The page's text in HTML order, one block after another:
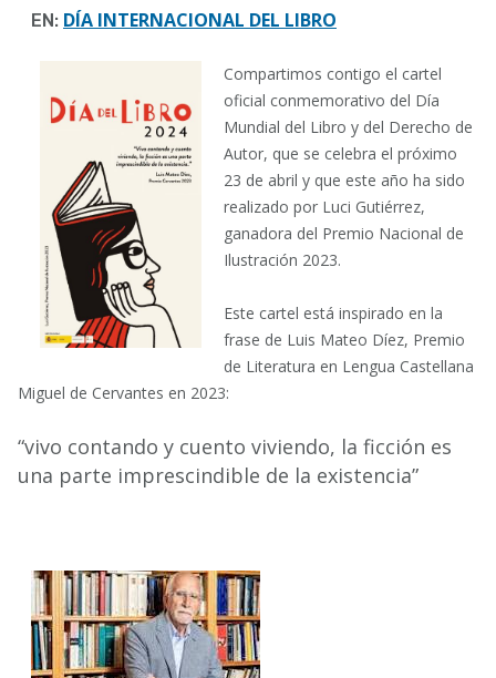
EN: DÍA INTERNACIONAL DEL LIBRO
Compartimos contigo el cartel
oficial conmemorativo del Día
Mundial del Libro y del Derecho de
Autor, que se celebra el próximo
23 de abril y que este año ha sido
realizado por Luci Gutiérrez,
ganadora del Premio Nacional de
Ilustración 2023.
Este cartel está inspirado en la
frase de Luis Mateo Díez, Premio
de Literatura en Lengua Castellana
Miguel de Cervantes en 2023:
“vivo contando y cuento viviendo, la ficción es
una parte imprescindible de la existencia”